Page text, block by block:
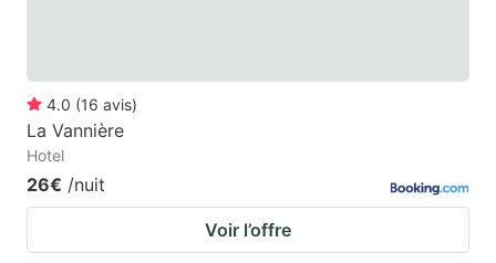
4.0 (16 avis)
La Vannière
Hotel
26€ /nuit
Voir l’offre